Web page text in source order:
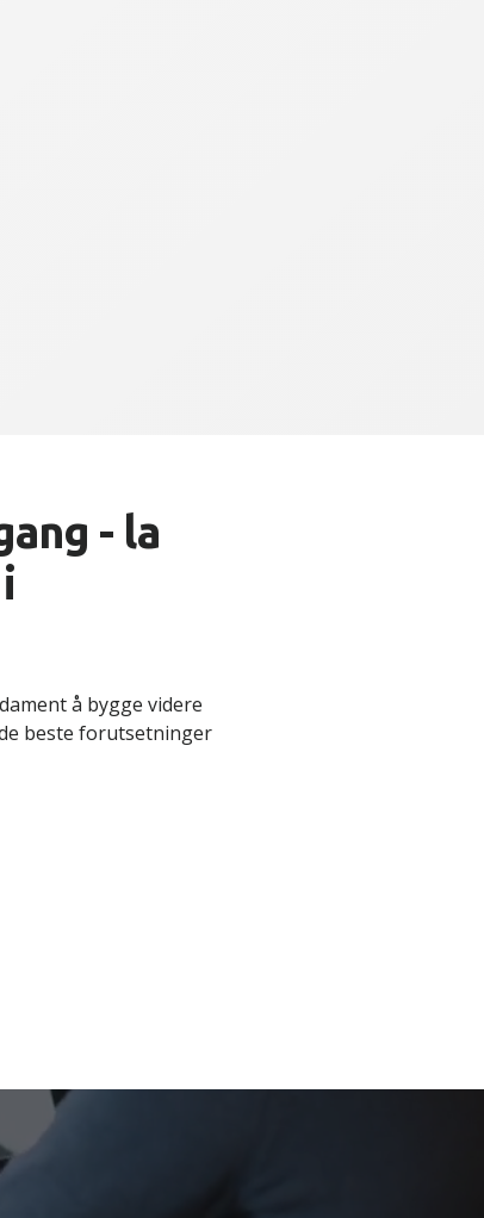
- la
å bygge videre
beste forutsetninger